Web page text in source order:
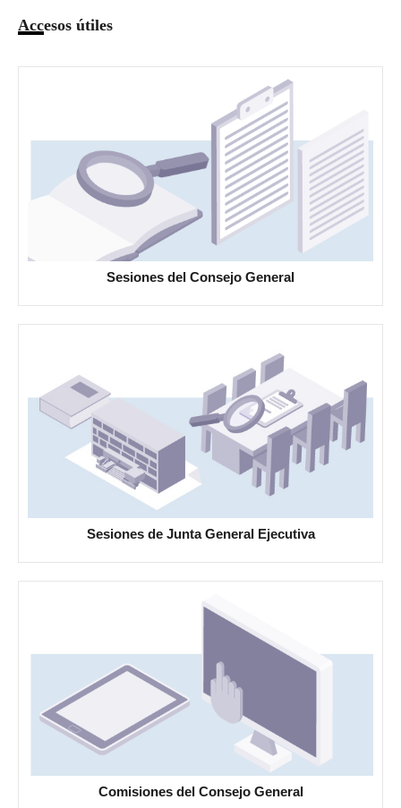
Accesos útiles
Sesiones del Consejo General
Sesiones de Junta General Ejecutiva
Comisiones del Consejo General